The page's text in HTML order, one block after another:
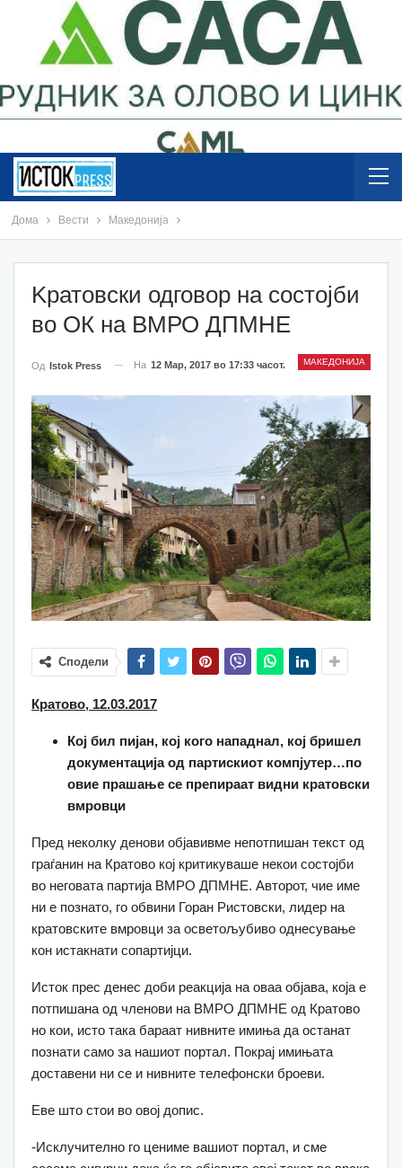
Дома Вести Македонија
Kратовски одговор на состојби
во ОК на ВМРО ДПМНЕ
МАКЕДОНИЈА
Од Istok Press На 12 Мар, 2017 во 17:33 часот.
Сподели
Кратово, 12.03.2017
Кој бил пијан, кој кого нападнал, кој бришел
документација од партискиот компјутер…по
овие прашање се препираат видни кратовски
вмровци
Пред неколку денови објавивме непотпишан текст од
граѓанин на Кратово кој критикуваше некои состојби
во неговата партија ВМРО ДПМНЕ. Авторот, чие име
ни е познато, го обвини Горан Ристовски, лидер на
кратовските вмровци зa осветољубиво однесување
кон истакнати сопартијци.
Исток прес денес доби реакција на оваа објава, која е
потпишана од членови на ВМРО ДПМНЕ од Кратово
но кои, исто така бараат нивните имиња да останат
познати само за нашиот портал. Покрај имињата
доставени ни се и нивните телефонски броеви.
Еве што стои во овој допис.
-Исклучително го цениме вашиот портал, и сме